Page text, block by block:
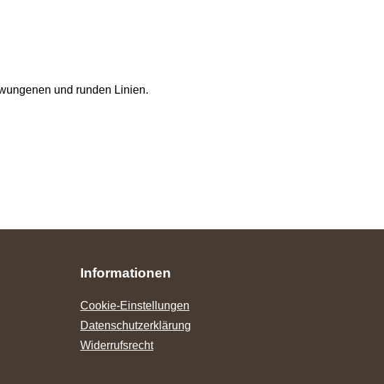
und runden Linien.
Informationen
Cookie-Einstellungen
Datenschutzerklärung
Widerrufsrecht